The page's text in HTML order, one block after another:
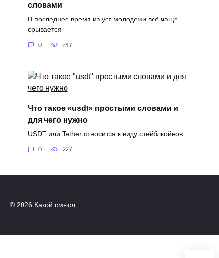
словами
В последнее время из уст молодежи всё чаще
срывается
0 247
Что такое «usdt» простыми словами и
для чего нужно
USDT или Tether относится к виду стейблкойнов.
0 227
© 2026 Какой смысл